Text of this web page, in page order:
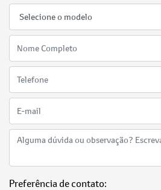
Preferência de contato: